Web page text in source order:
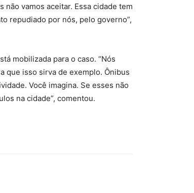
não vamos aceitar. Essa cidade tem
repudiado por nós, pelo governo”,
mobilizada para o caso. “Nós
que isso sirva de exemplo. Ônibus
Você imagina. Se esses não
na cidade”, comentou.